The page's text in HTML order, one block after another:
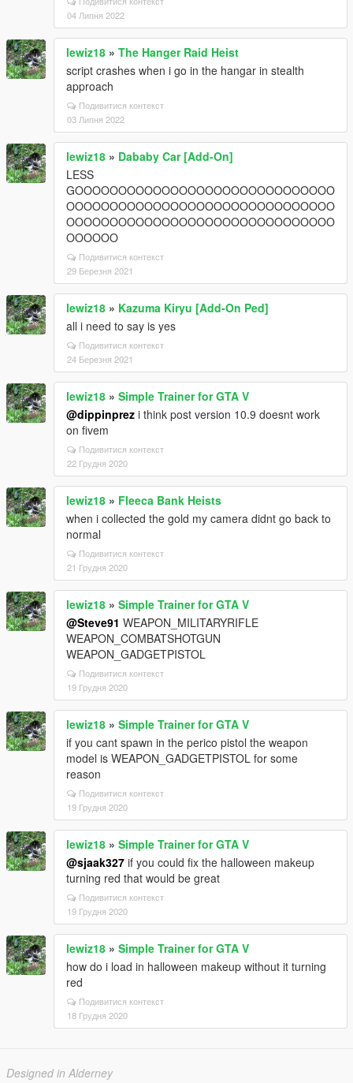
04 Липня 2022
lewiz18 » The Hanger Raid Heist
script crashes when i go in the hangar in stealth
approach
Подивитися контекст
03 Липня 2022
lewiz18 » Dababy Car [Add-On]
LESS
GOOOOOOOOOOOOOOOOOOOOOOOOOOOOOO
OOOOOOOOOOOOOOOOOOOOOOOOOOOOOOO
OOOOOOOOOOOOOOOOOOOOOOOOOOOOOOO
OOOOOO
Подивитися контекст
29 Березня 2021
lewiz18 » Kazuma Kiryu [Add-On Ped]
all i need to say is yes
Подивитися контекст
24 Березня 2021
lewiz18 » Simple Trainer for GTA V
@dippinprez i think post version 10.9 doesnt work
on fivem
Подивитися контекст
22 Грудня 2020
lewiz18 » Fleeca Bank Heists
when i collected the gold my camera didnt go back to
normal
Подивитися контекст
21 Грудня 2020
lewiz18 » Simple Trainer for GTA V
@Steve91 WEAPON_MILITARYRIFLE
WEAPON_COMBATSHOTGUN
WEAPON_GADGETPISTOL
Подивитися контекст
19 Грудня 2020
lewiz18 » Simple Trainer for GTA V
if you cant spawn in the perico pistol the weapon
model is WEAPON_GADGETPISTOL for some
reason
Подивитися контекст
19 Грудня 2020
lewiz18 » Simple Trainer for GTA V
@sjaak327 if you could fix the halloween makeup
turning red that would be great
Подивитися контекст
19 Грудня 2020
lewiz18 » Simple Trainer for GTA V
how do i load in halloween makeup without it turning
red
Подивитися контекст
18 Грудня 2020
Designed in Alderney